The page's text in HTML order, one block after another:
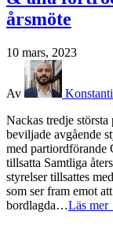
årsmöte
10 mars, 2023
Av
Nackas tredje
beviljade avgående
med partiordförande
tillsatta Samtliga
styrelser tillsattes
som ser fram emot
bordlagda…Läs